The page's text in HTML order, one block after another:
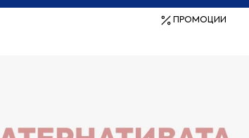
ПРОМОЦИИ